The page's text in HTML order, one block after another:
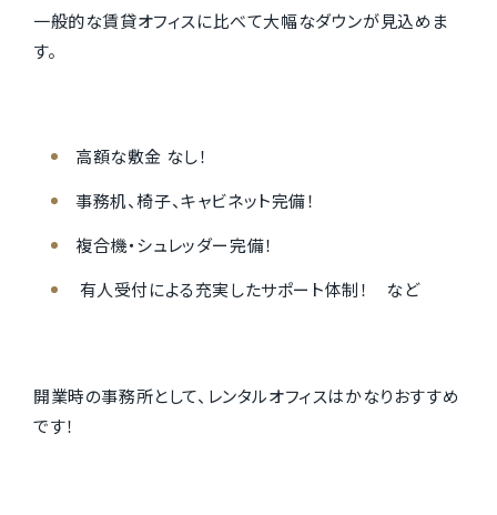
一般的な賃貸オフィスに比べて大幅なダウンが見込めま
す。
高額な敷金 なし！
事務机、椅子、キャビネット完備！
複合機・シュレッダー完備！
有人受付による充実したサポート体制！ など
開業時の事務所として、レンタルオフィスはかなりおすすめ
です！